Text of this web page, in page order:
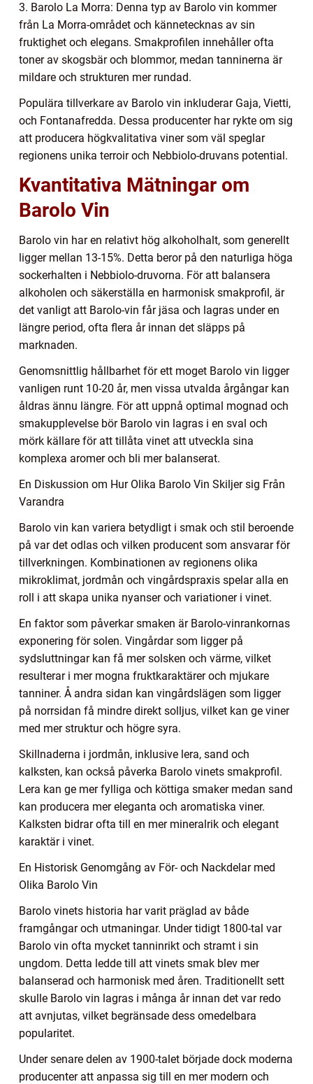
3. Barolo La Morra: Denna typ av Barolo vin kommer
från La Morra-området och kännetecknas av sin
fruktighet och elegans. Smakprofilen innehåller ofta
toner av skogsbär och blommor, medan tanninerna är
mildare och strukturen mer rundad.
Populära tillverkare av Barolo vin inkluderar Gaja, Vietti,
och Fontanafredda. Dessa producenter har rykte om sig
att producera högkvalitativa viner som väl speglar
regionens unika terroir och Nebbiolo-druvans potential.
Kvantitativa Mätningar om
Barolo Vin
Barolo vin har en relativt hög alkoholhalt, som generellt
ligger mellan 13-15%. Detta beror på den naturliga höga
sockerhalten i Nebbiolo-druvorna. För att balansera
alkoholen och säkerställa en harmonisk smakprofil, är
det vanligt att Barolo-vin får jäsa och lagras under en
längre period, ofta flera år innan det släpps på
marknaden.
Genomsnittlig hållbarhet för ett moget Barolo vin ligger
vanligen runt 10-20 år, men vissa utvalda årgångar kan
åldras ännu längre. För att uppnå optimal mognad och
smakupplevelse bör Barolo vin lagras i en sval och
mörk källare för att tillåta vinet att utveckla sina
komplexa aromer och bli mer balanserat.
En Diskussion om Hur Olika Barolo Vin Skiljer sig Från
Varandra
Barolo vin kan variera betydligt i smak och stil beroende
på var det odlas och vilken producent som ansvarar för
tillverkningen. Kombinationen av regionens olika
mikroklimat, jordmån och vingårdspraxis spelar alla en
roll i att skapa unika nyanser och variationer i vinet.
En faktor som påverkar smaken är Barolo-vinrankornas
exponering för solen. Vingårdar som ligger på
sydsluttningar kan få mer solsken och värme, vilket
resulterar i mer mogna fruktkaraktärer och mjukare
tanniner. Å andra sidan kan vingårdslägen som ligger
på norrsidan få mindre direkt solljus, vilket kan ge viner
med mer struktur och högre syra.
Skillnaderna i jordmån, inklusive lera, sand och
kalksten, kan också påverka Barolo vinets smakprofil.
Lera kan ge mer fylliga och köttiga smaker medan sand
kan producera mer eleganta och aromatiska viner.
Kalksten bidrar ofta till en mer mineralrik och elegant
karaktär i vinet.
En Historisk Genomgång av För- och Nackdelar med
Olika Barolo Vin
Barolo vinets historia har varit präglad av både
framgångar och utmaningar. Under tidigt 1800-tal var
Barolo vin ofta mycket tanninrikt och stramt i sin
ungdom. Detta ledde till att vinets smak blev mer
balanserad och harmonisk med åren. Traditionellt sett
skulle Barolo vin lagras i många år innan det var redo
att avnjutas, vilket begränsade dess omedelbara
popularitet.
Under senare delen av 1900-talet började dock moderna
producenter att anpassa sig till en mer modern och